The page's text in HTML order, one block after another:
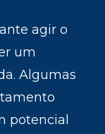
agir o
um
Algumas
potencial